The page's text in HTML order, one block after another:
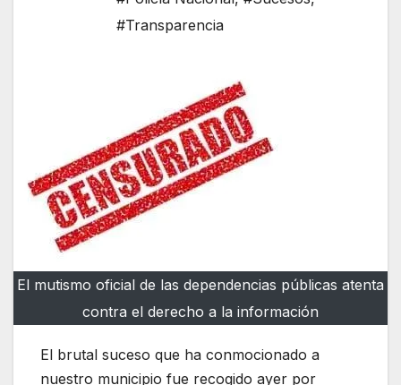
#Transparencia
El mutismo oficial de las dependencias públicas atenta
contra el derecho a la información
El brutal suceso que ha conmocionado a
nuestro municipio fue recogido ayer por